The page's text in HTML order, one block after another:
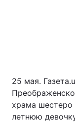
25 мая.
храма
летнюю